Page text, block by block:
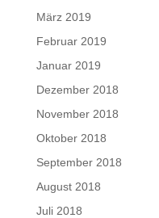
März 2019
Februar 2019
Januar 2019
Dezember 2018
November 2018
Oktober 2018
September 2018
August 2018
Juli 2018